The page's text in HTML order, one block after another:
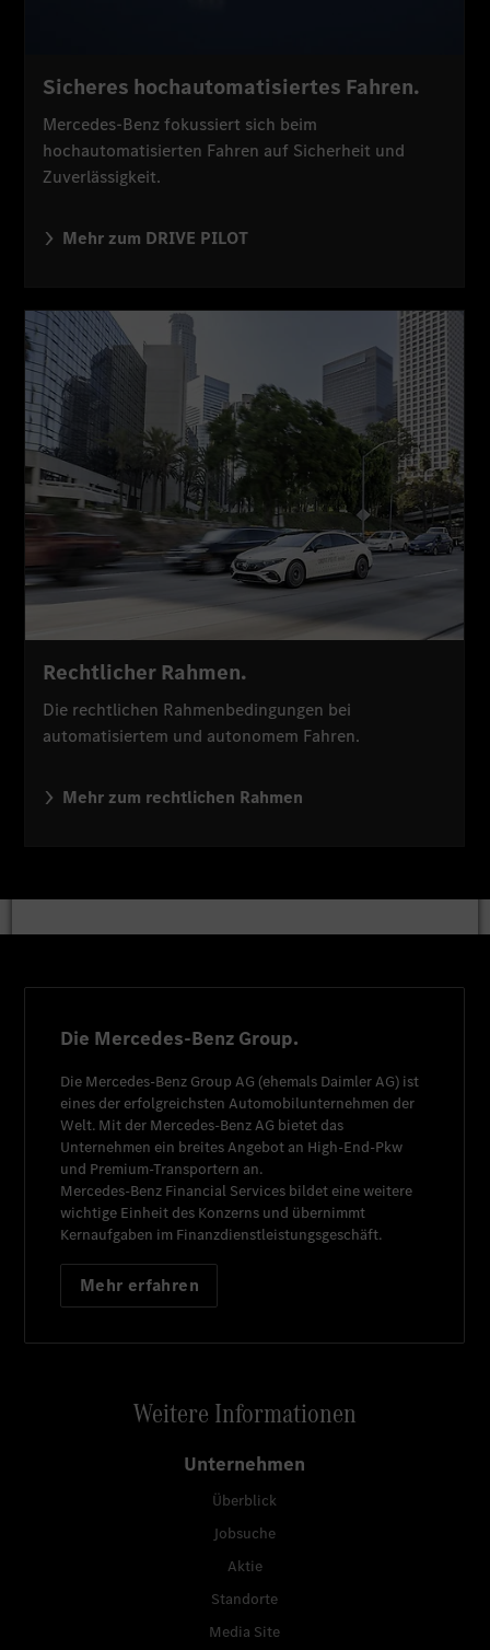
Sicheres hochautomatisiertes Fahren.
Mercedes-Benz fokussiert sich beim
hochautomatisierten Fahren auf Sicherheit und
Zuverlässigkeit.
Mehr zum DRIVE PILOT
Rechtlicher Rahmen.
Die rechtlichen Rahmenbedingungen bei
automatisiertem und autonomem Fahren.
Mehr zum rechtlichen Rahmen
Die Mercedes-Benz Group.
Die Mercedes-Benz Group AG (ehemals Daimler AG) ist
eines der erfolgreichsten Automobilunternehmen der
Welt. Mit der Mercedes-Benz AG bietet das
Unternehmen ein breites Angebot an High-End-Pkw
und Premium-Transportern an.
Mercedes-Benz Financial Services bildet eine weitere
wichtige Einheit des Konzerns und übernimmt
Kernaufgaben im Finanzdienstleistungsgeschäft.
Mehr erfahren
Weitere Informationen
Unternehmen
Überblick
Jobsuche
Aktie
Standorte
Media Site